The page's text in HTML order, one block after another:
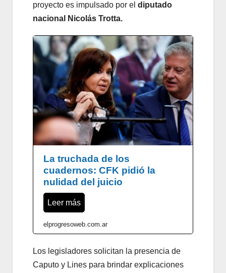
proyecto es impulsado por el diputado
nacional Nicolás Trotta.
La truchada de los
cuadernos: CFK pidió la
nulidad del juicio
Leer más
elprogresoweb.com.ar
Los legisladores solicitan la presencia de
Caputo y Lines para brindar explicaciones